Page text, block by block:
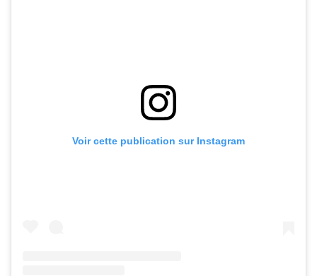
Voir cette publication sur Instagram